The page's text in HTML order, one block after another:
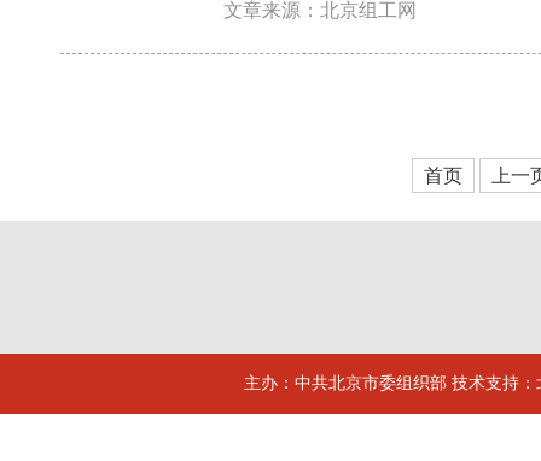
文章来源：北京组工网
首页 上一
主办：中共北京市委组织部 技术支持